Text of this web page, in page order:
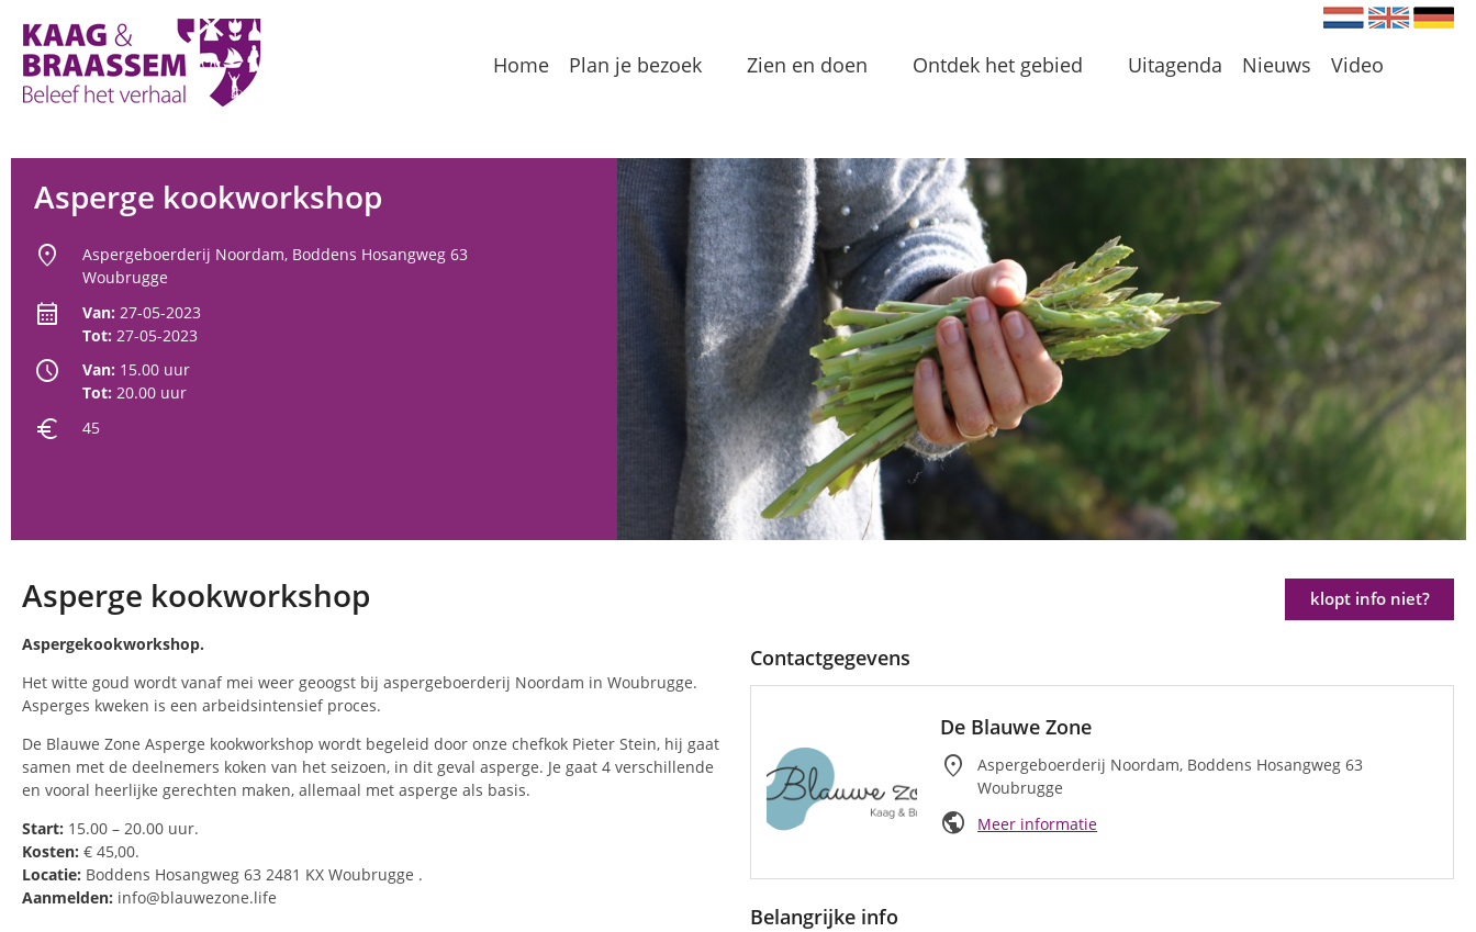
Nederlands
Engels
Home Plan je bezoek
Toeristeninformatie
Overnachten
Groepslocaties
Voorzieningen
Zien en doen
Bezienswaardigheden
Eten & Drinken
Routes
Streekproducten
Vermaak
Waterrecreatie
Ontdek het gebied
Meren en Plassen
Verhalen
In de omgeving
Lokale initiatieven
Uitagenda Nieuws Video
Asperge kookworkshop
location_on
Aspergeboerderij Noordam, Boddens Hosangweg 63
Woubrugge
calendar_month Van: 27-05-2023
Tot: 27-05-2023
schedule Van: 15.00 uur
Tot: 20.00 uur
euro 45
Asperge kookworkshop
Aspergekookworkshop.
Het witte goud wordt vanaf mei weer geoogst bij aspergeboerderij Noordam in Woubrugge.
Asperges kweken is een arbeidsintensief proces.
De Blauwe Zone Asperge kookworkshop wordt begeleid door onze chefkok Pieter Stein, hij gaat
samen met de deelnemers koken van het seizoen, in dit geval asperge. Je gaat 4 verschillende
en vooral heerlijke gerechten maken, allemaal met asperge als basis.
Start: 15.00 – 20.00 uur.
Kosten: € 45,00.
Locatie: Boddens Hosangweg 63 2481 KX Woubrugge .
Aanmelden: info@blauwezone.life
klopt info niet?
Contactgegevens
De Blauwe Zone
location_on
Aspergeboerderij Noordam, Boddens Hosangweg 63
Woubrugge
public Meer informatie
Belangrijke info